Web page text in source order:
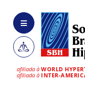
afiliada à WORLD
afiliada à INTER-